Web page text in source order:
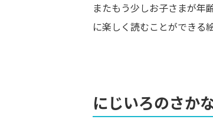
またもう少しお子さまが年
に楽しく読むことができる
にじいろのさか